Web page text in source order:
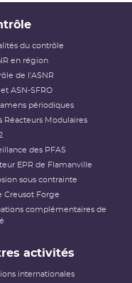
du contrôle
en région
de l'ASNR
et ASN-SFRO
périodiques
Réacteurs Modulaires
des PFAS
EPR de Flamanville
sous contrainte
Creusot Forge
complémentaires de
activités
internationales